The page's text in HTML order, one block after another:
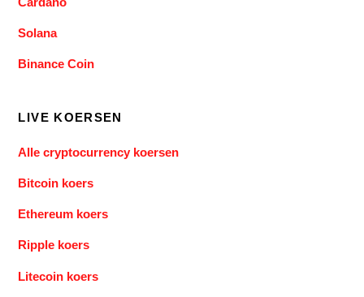
Solana
Binance Coin
LIVE KOERSEN
Alle cryptocurrency koersen
Bitcoin koers
Ethereum koers
Ripple koers
Litecoin koers